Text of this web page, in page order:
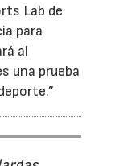
Lab de
para
al
una prueba